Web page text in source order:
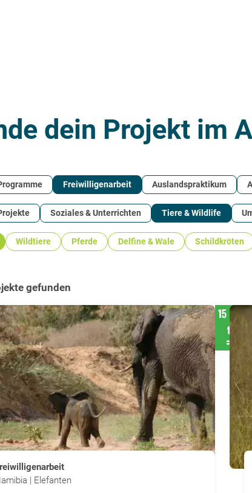
dein Projekt im
Freiwilligenarbeit Auslandspraktikum
Soziales & Unterrichten Tiere & Wildlife
Wildtiere Pferde Delfine & Wale Schildkröten
gefunden
| Elefanten